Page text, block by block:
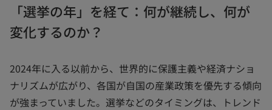
「選挙の年」を経て：何が継続し、何が
変化するのか？
2024年に入る以前から、世界的に保護主義や経済ナショ
ナリズムが広がり、各国が自国の産業政策を優先する傾向
が強まっていました。選挙などのタイミングは、トレンド